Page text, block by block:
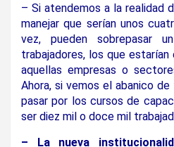
– Si atendemos a la realidad
manejar que serían unos
vez, pueden sobrepasar
trabajadores, los que
aquellas empresas o
Ahora, si vemos el abanico
pasar por los cursos de
ser diez mil o doce mil
– La nueva